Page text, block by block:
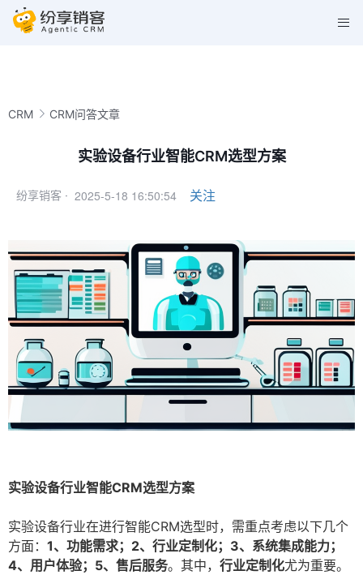
CRM CRM问答文章
实验设备行业智能CRM选型方案
纷享销客 · 2025-5-18 16:50:54 关注
实验设备行业智能CRM选型方案
实验设备行业在进行智能CRM选型时，需重点考虑以下几个
方面： 1、功能需求；2、行业定制化；3、系统集成能力；
4、用户体验；5、售后服务。其中， 行业定制化尤为重要。